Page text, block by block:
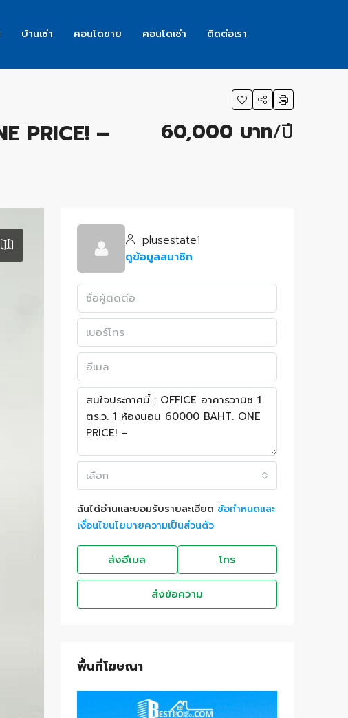
บ้านเช่า คอนโดขาย คอนโดเช่า ติดต่อเรา
PRICE! – 60,000 บาท/ปี
plusestate1
ดูข้อมูลสมาชิก
เลือก
ฉันได้อ่านและยอมรับรายละเอียด ข้อกำหนดและ
เงื่อนไขนโยบายความเป็นส่วนตัว
ส่งอีเมล โทร
ส่งข้อความ
พื้นที่โฆษณา